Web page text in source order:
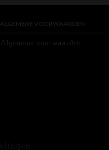
ALGEMENE VOORWAARDEN
Algemene voorwaarden